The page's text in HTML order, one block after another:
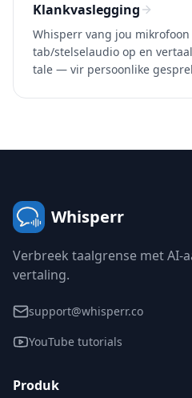
Klankvaslegging
Whisperr vang jou
tab/stelselaudio op en
tale — vir persoonlike
Whisperr
Verbreek taalgrense met AI-
vertaling.
support@whisperr.co
YouTube tutorials
Produk